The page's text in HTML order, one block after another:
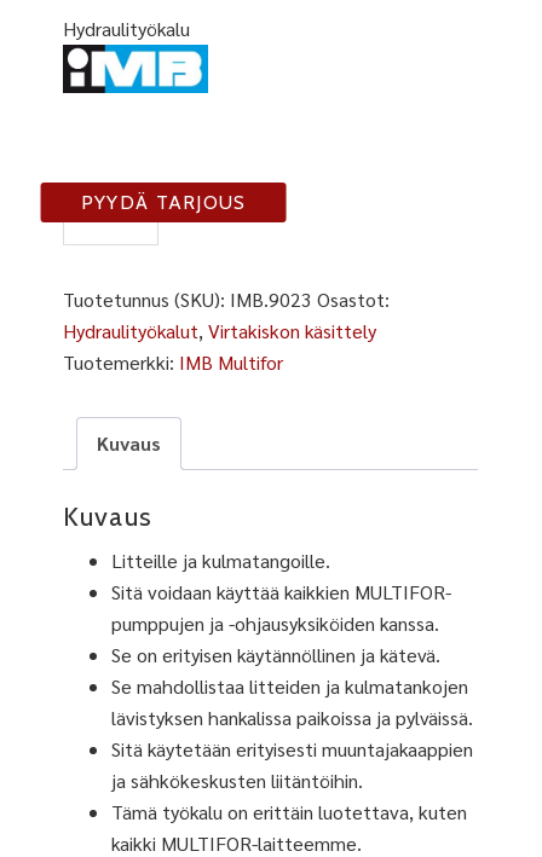
Hydraulityökalu
IMB
9023
PYYDÄ TARJOUS
Tuotetunnus (SKU): IMB.9023 Osastot:
Hydraulityökalut,Virtakiskon käsittely
Tuotemerkki: IMB Multifor
Kuvaus
Kuvaus
Litteille ja kulmatangoille.
Sitä voidaan käyttää kaikkien MULTIFOR-
pumppujen ja -ohjausyksiköiden kanssa.
Se on erityisen käytännöllinen ja kätevä.
Se mahdollistaa litteiden ja kulmatankojen
lävistyksen hankalissa paikoissa ja pylväissä.
Sitä käytetään erityisesti muuntajakaappien
ja sähkökeskusten liitäntöihin.
Tämä työkalu on erittäin luotettava, kuten
kaikki MULTIFOR-laitteemme.